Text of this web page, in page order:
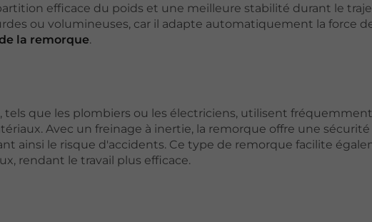
efficace du poids et une meilleure stabilité durant le
ou volumineuses, car il adapte automatiquement la force
la remorque.
tels que les plombiers ou les électriciens, utilisent
Avec un freinage à inertie, la remorque offre une sécurité
ainsi le risque d'accidents. Ce type de remorque facilite
rendant le travail plus efficace.